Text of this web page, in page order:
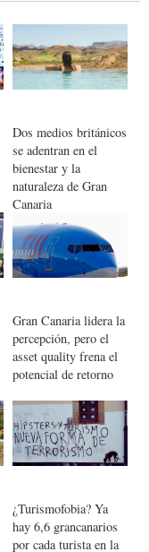
Dos medios británicos
se adentran en el
bienestar y la
naturaleza de Gran
Canaria
Gran Canaria lidera la
percepción, pero el
asset quality frena el
potencial de retorno
¿Turismofobia? Ya
hay 6,6 grancanarios
por cada turista en la